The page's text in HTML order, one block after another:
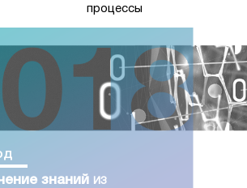
процессы
знаний из